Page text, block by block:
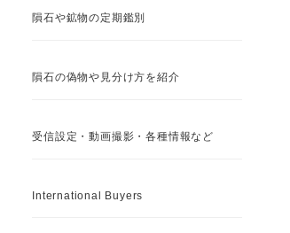
隕石や鉱物の定期鑑別
隕石の偽物や見分け方を紹介
受信設定・動画撮影・各種情報など
International Buyers